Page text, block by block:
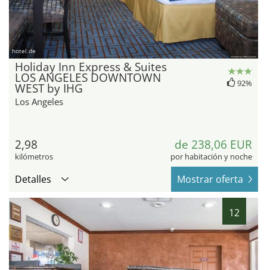
hotel.de
Holiday Inn Express & Suites
LOS ANGELES DOWNTOWN
WEST by IHG
Los Angeles
92%
2,98
kilómetros
de 238,06 EUR
por habitación y noche
Detalles Mostrar oferta
12